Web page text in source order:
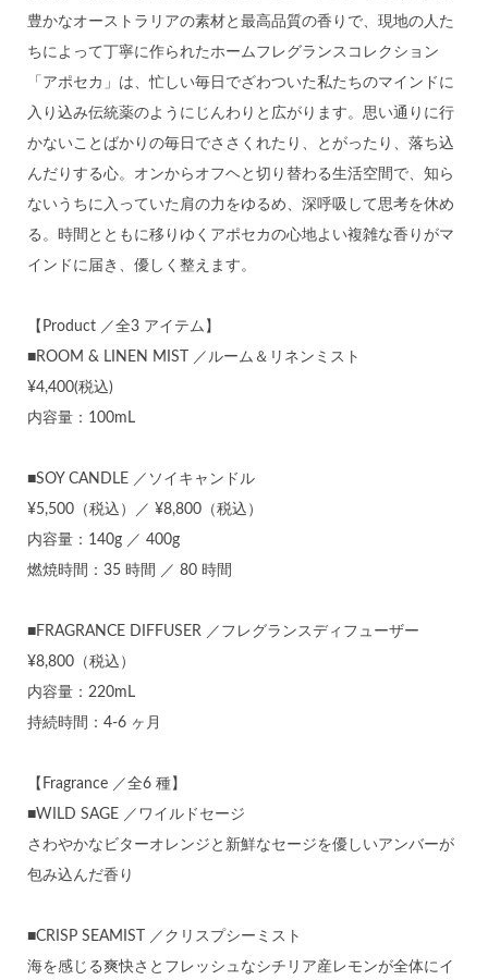
豊かなオーストラリアの素材と最高品質の香りで、現地の人た
ちによって丁寧に作られたホームフレグランスコレクション
「アポセカ」は、忙しい毎日でざわついた私たちのマインドに
入り込み伝統薬のようにじんわりと広がります。思い通りに行
かないことばかりの毎日でささくれたり、とがったり、落ち込
んだりする心。オンからオフヘと切り替わる生活空間で、知ら
ないうちに入っていた肩の力をゆるめ、深呼吸して思考を休め
る。時間とともに移りゆくアポセカの心地よい複雑な香りがマ
インドに届き、優しく整えます。
【Product ／全3 アイテム】
■ROOM & LINEN MIST ／ルーム＆リネンミスト
¥4,400(税込)
内容量：100mL
■SOY CANDLE ／ソイキャンドル
¥5,500（税込）／ ¥8,800（税込）
内容量：140g ／ 400g
燃焼時間：35 時間 ／ 80 時間
■FRAGRANCE DIFFUSER ／フレグランスディフューザー
¥8,800（税込）
内容量：220mL
持続時間：4-6 ヶ月
【Fragrance ／全6 種】
■WILD SAGE ／ワイルドセージ
さわやかなビターオレンジと新鮮なセージを優しいアンバーが
包み込んだ香り
■CRISP SEAMIST ／クリスプシーミスト
海を感じる爽快さとフレッシュなシチリア産レモンが全体にイ